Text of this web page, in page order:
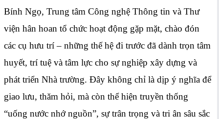
Bính Ngọ, Trung tâm Công nghệ Thông tin và Thư
viện hân hoan tổ chức hoạt động gặp mặt, chào đón
các cụ hưu trí – những thế hệ đi trước đã dành trọn tâm
huyết, trí tuệ và tâm lực cho sự nghiệp xây dựng và
phát triển Nhà trường. Đây không chỉ là dịp ý nghĩa để
giao lưu, thăm hỏi, mà còn thể hiện truyền thống
“uống nước nhớ nguồn”, sự trân trọng và tri ân sâu sắc